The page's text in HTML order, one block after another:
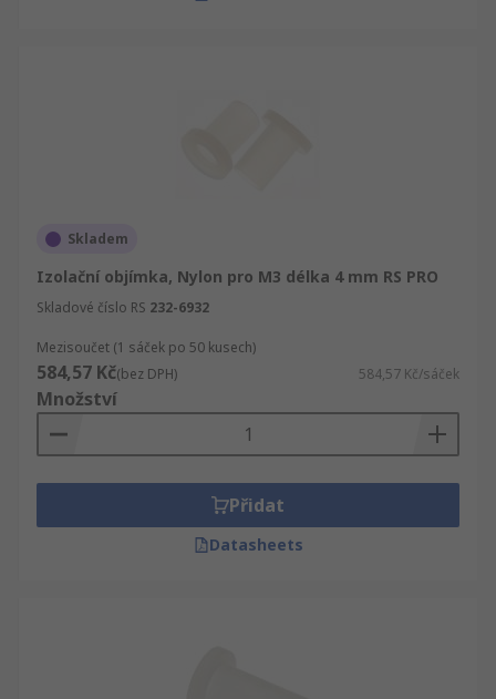
Skladem
Izolační objímka, Nylon pro M3 délka 4 mm RS PRO
Skladové číslo RS 232-6932
Mezisoučet (1 sáček po 50 kusech)
584,57 Kč(bez DPH) 584,57 Kč/sáček
Množství
Přidat
Datasheets